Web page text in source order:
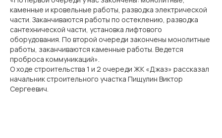
каменные и кровельные работы, разводка электрической
части. Заканчиваются работы по остеклению, разводка
сантехнической части, установка лифтового
оборудования. По второй очереди закончены монолитные
работы, заканчиваются каменные работы. Ведется
проброса коммуникаций».
О ходе строительства 1 и 2 очереди ЖК «Джаз» рассказал
начальник строительного участка Пищулин Виктор
Сергеевич.